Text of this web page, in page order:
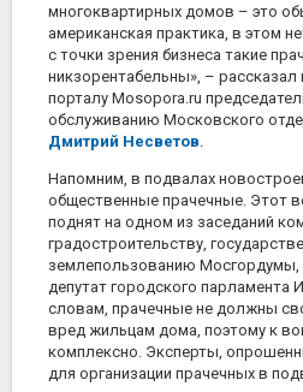
многоквартирных домов – это
американская практика, в этом
с точки зрения бизнеса такие
никзорентабельны», –
порталу Mosopora.ru
обслуживанию Московского
Дмитрий Несветов.
Напомним, в подвалах
общественные прачечные. Этот
поднят на одном из заседаний
градостроительству,
землепользованию Мосгордумы,
депутат городского парламента
словам, прачечные не должны
вред жильцам дома, поэтому к
комплексно. Эксперты,
для организации прачечных в